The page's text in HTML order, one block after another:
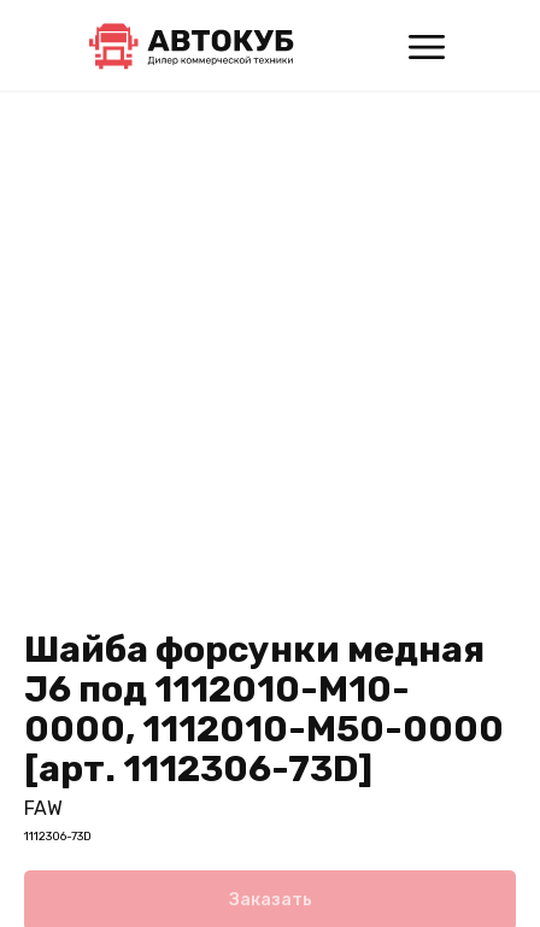
Шайба форсунки медная
J6 под 1112010-M10-
0000, 1112010-M50-0000
[арт. 1112306-73D]
FAW
1112306-73D
Заказать